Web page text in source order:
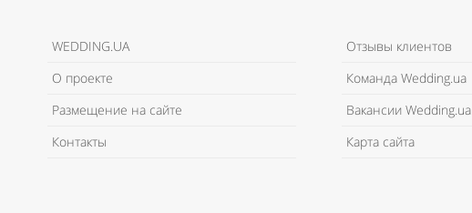
WEDDING.UA
О проекте
Размещение на сайте
Контакты
Отзывы клиентов
Команда Wedding.ua
Вакансии Wedding.ua
Карта сайта